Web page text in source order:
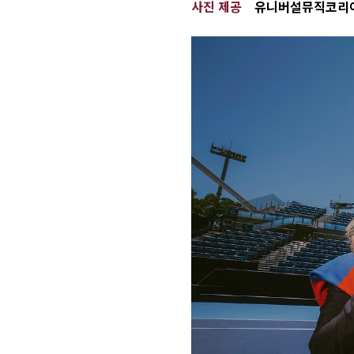
사진 제공 유니버설뮤직코리